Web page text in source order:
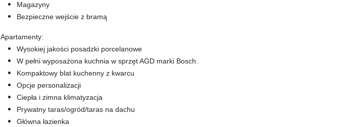
Magazyny
Bezpieczne wejście z bramą
Apartamenty:
Wysokiej jakości posadzki porcelanowe
W pełni wyposażona kuchnia w sprzęt AGD marki Bosch.
Kompaktowy blat kuchenny z kwarcu
Opcje personalizacji
Ciepła i zimna klimatyzacja
Prywatny taras/ogród/taras na dachu
Główna łazienka